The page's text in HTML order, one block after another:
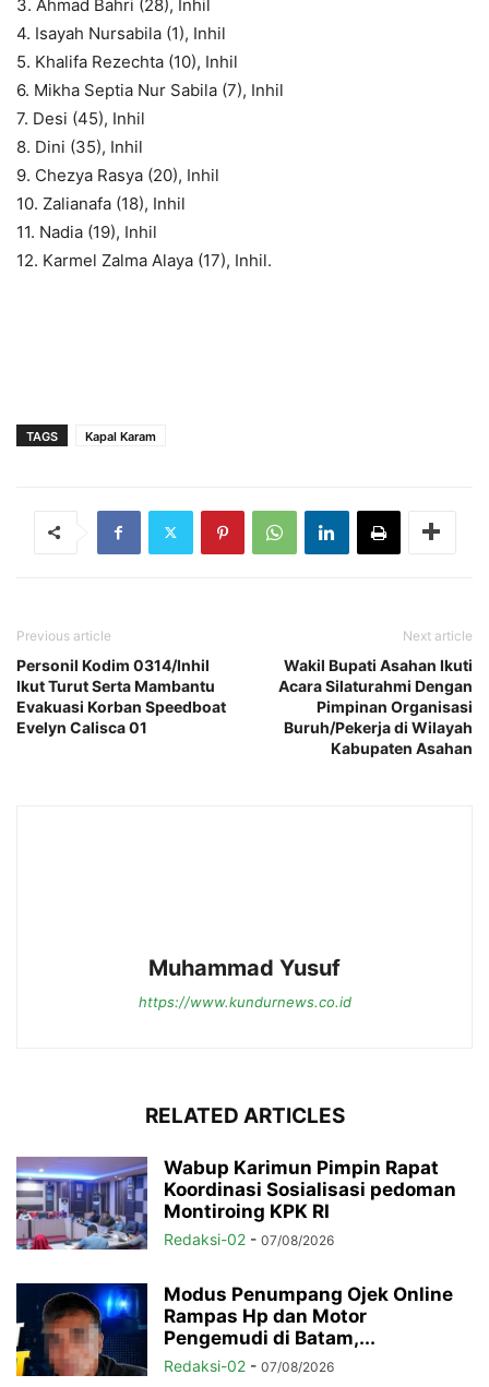
3. Ahmad Bahri (28), Inhil
4. Isayah Nursabila (1), Inhil
5. Khalifa Rezechta (10), Inhil
6. Mikha Septia Nur Sabila (7), Inhil
7. Desi (45), Inhil
8. Dini (35), Inhil
9. Chezya Rasya (20), Inhil
10. Zalianafa (18), Inhil
11. Nadia (19), Inhil
12. Karmel Zalma Alaya (17), Inhil.
TAGS Kapal Karam
Previous article
Personil Kodim 0314/Inhil
Ikut Turut Serta Mambantu
Evakuasi Korban Speedboat
Evelyn Calisca 01
Next article
Wakil Bupati Asahan Ikuti
Acara Silaturahmi Dengan
Pimpinan Organisasi
Buruh/Pekerja di Wilayah
Kabupaten Asahan
Muhammad Yusuf
https://www.kundurnews.co.id
RELATED ARTICLES
Wabup Karimun Pimpin Rapat
Koordinasi Sosialisasi pedoman
Montiroing KPK RI
Redaksi-02 - 07/08/2026
Modus Penumpang Ojek Online
Rampas Hp dan Motor
Pengemudi di Batam,...
Redaksi-02 - 07/08/2026